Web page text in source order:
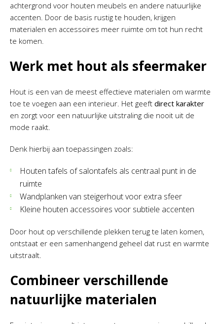
achtergrond voor houten meubels en andere natuurlijke
accenten. Door de basis rustig te houden, krijgen
materialen en accessoires meer ruimte om tot hun recht
te komen.
Werk met hout als sfeermaker
Hout is een van de meest effectieve materialen om warmte
toe te voegen aan een interieur. Het geeft direct karakter
en zorgt voor een natuurlijke uitstraling die nooit uit de
mode raakt.
Denk hierbij aan toepassingen zoals:
Houten tafels of salontafels als centraal punt in de
ruimte
Wandplanken van steigerhout voor extra sfeer
Kleine houten accessoires voor subtiele accenten
Door hout op verschillende plekken terug te laten komen,
ontstaat er een samenhangend geheel dat rust en warmte
uitstraalt.
Combineer verschillende
natuurlijke materialen